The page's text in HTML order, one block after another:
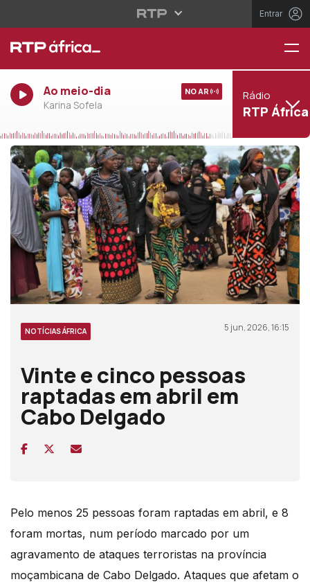
Entrar
Ao meio-dia
Karina Sofela
NO AR Rádio
RTP África
NOTÍCIAS ÁFRICA 5 jun, 2026, 16:15
Vinte e cinco pessoas
raptadas em abril em
Cabo Delgado
Pelo menos 25 pessoas foram raptadas em abril, e 8
foram mortas, num período marcado por um
agravamento de ataques terroristas na província
moçambicana de Cabo Delgado. Ataques que afetam o